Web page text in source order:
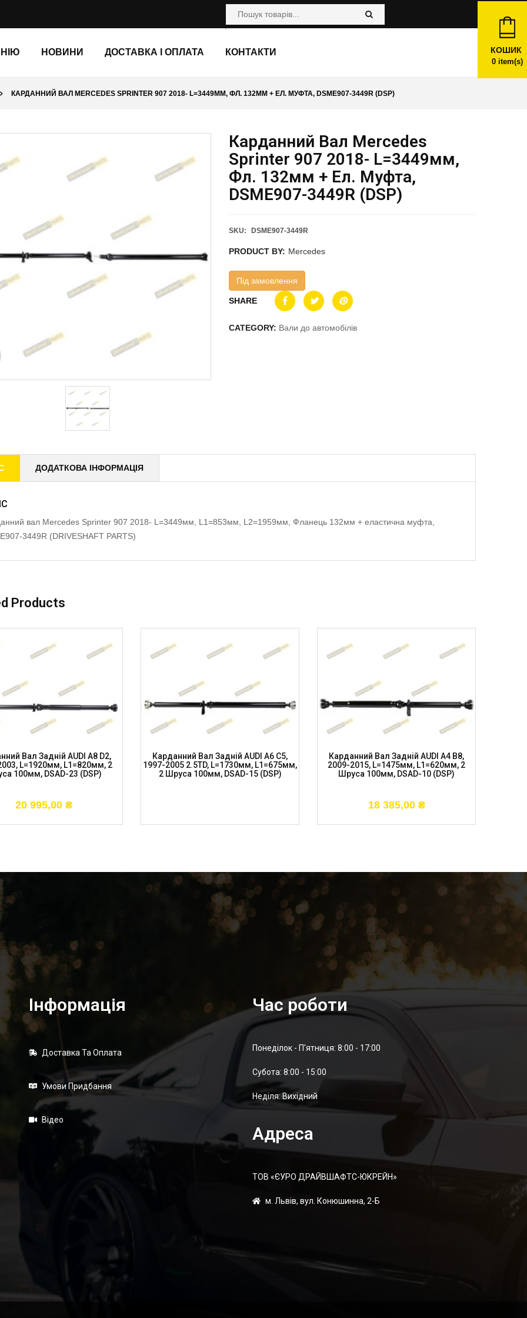
НОВИНИ ДОСТАВКА І ОПЛАТА КОНТАКТИ КОШИК
0item(s)
КАРДАННИЙ ВАЛ MERCEDES SPRINTER 907 2018- L=3449ММ, ФЛ. 132ММ + ЕЛ. МУФТА, DSME907-3449R (DSP)
Карданний Вал Mercedes
Sprinter 907 2018- L=3449мм,
Фл. 132мм + Ел. Муфта,
DSME907-3449R (DSP)
SKU: DSME907-3449R
PRODUCT BY: Mercedes
Під замовлення
SHARE
CATEGORY: Вали до автомобілів
ДОДАТКОВА ІНФОРМАЦІЯ
вал Mercedes Sprinter 907 2018- L=3449мм, L1=853мм, L2=1959мм, Фланець 132мм + еластична муфта,
3449R (DRIVESHAFT PARTS)
Products
Вал Задній AUDI A8 D2,
L=1920мм, L1=820мм, 2
100мм, DSAD-23 (DSP)
20 995,00 ₴
Карданний Вал Задній AUDI A6 C5,
1997-2005 2.5TD, L=1730мм, L1=675мм,
2 Шруса 100мм, DSAD-15 (DSP)
Карданний Вал Задній AUDI A4 B8,
2009-2015, L=1475мм, L1=620мм, 2
Шруса 100мм, DSAD-10 (DSP)
18 385,00 ₴
Інформація
Доставка Та Оплата
Умови Придбання
Відео
Час роботи
Понеділок - П'ятниця: 8:00 - 17:00
Суботa: 8:00 - 15:00
Неділя: Вихідний
Адреса
ТОВ «ЄУРО ДРАЙВШАФТC-ЮКРЕЙН»
м. Львів, вул. Конюшинна, 2-Б